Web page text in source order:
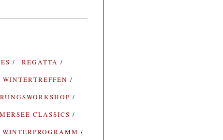
REGATTA
WINTERTREFFEN
CLASSICS
WINTERPROGRAMM